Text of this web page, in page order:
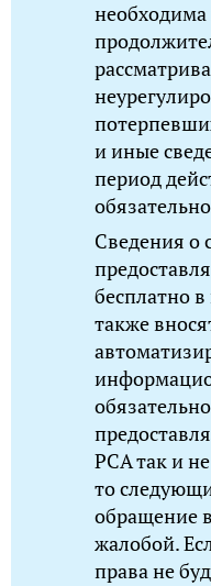
и иные
период
Сведения о
бесплатно
также
РСА так и
то
обращение
жалобой.
права не